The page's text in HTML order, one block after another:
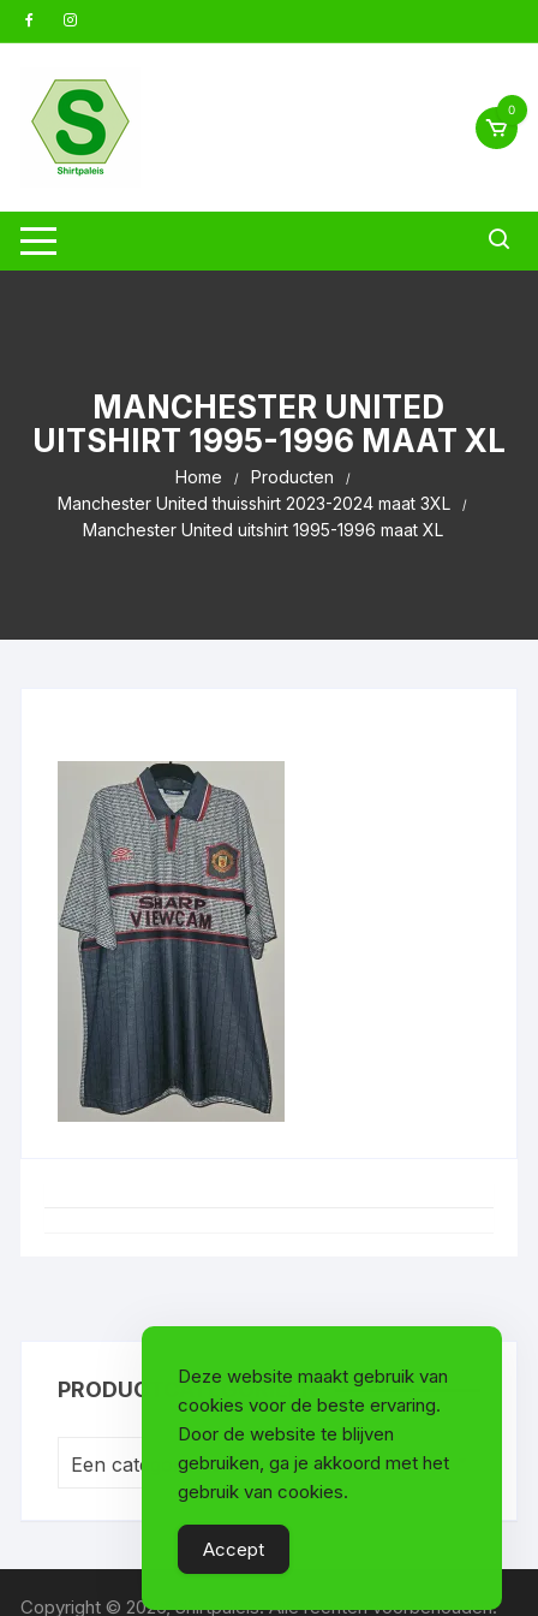
naar
0
MANCHESTER UNITED
UITSHIRT 1995-1996 MAAT XL
Home
Producten
Manchester United thuisshirt 2023-2024 maat 3XL
Manchester United uitshirt 1995-1996 maat XL
PRODUCTCATEGORIEËN
Een categorie selecteren
Copyright © 2026, Shirtpaleis. Alle rechten voorbehouden.
Deze website maakt gebruik van
cookies voor de beste ervaring.
Door de website te blijven
gebruiken, ga je akkoord met het
gebruik van cookies.
Accept